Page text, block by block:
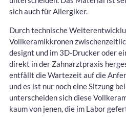
sich auch für Allergiker.
Durch technische
Vollkeramikkronen
designt und im 3D-Drucker oder
direkt in der Zahnarztpraxis
entfällt die Wartezeit auf die
und es ist nur noch eine Sitzung
unterscheiden sich diese
kaum von jenen, die im Labor